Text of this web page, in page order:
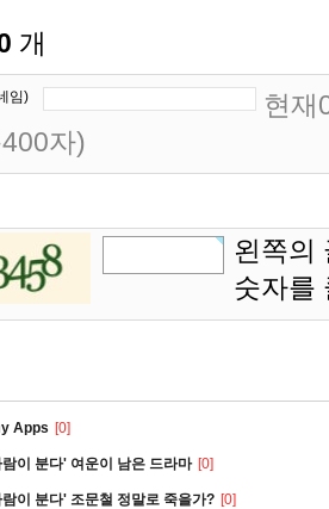
개
임)
현재
자)
왼쪽의
숫자를
Apps [0]
이 분다' 여운이 남은 드라마 [0]
이 분다' 조문철 정말로 죽을가? [0]